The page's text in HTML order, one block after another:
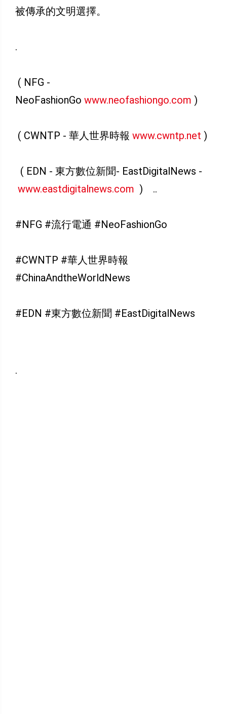
被傳承的文明選擇。
.
( NFG -
NeoFashionGo www.neofashiongo.com )
( CWNTP - 華人世界時報 www.cwntp.net )
( EDN - 東方數位新聞- EastDigitalNews -
www.eastdigitalnews.com ) ..
#NFG #流行電通 #NeoFashionGo
#CWNTP #華人世界時報
#ChinaAndtheWorldNews
#EDN #東方數位新聞 #EastDigitalNews
.